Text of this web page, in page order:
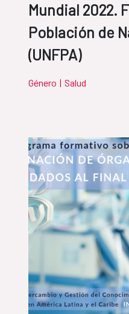
Mundial 2022.
Población de
(UNFPA)
Género | Salud